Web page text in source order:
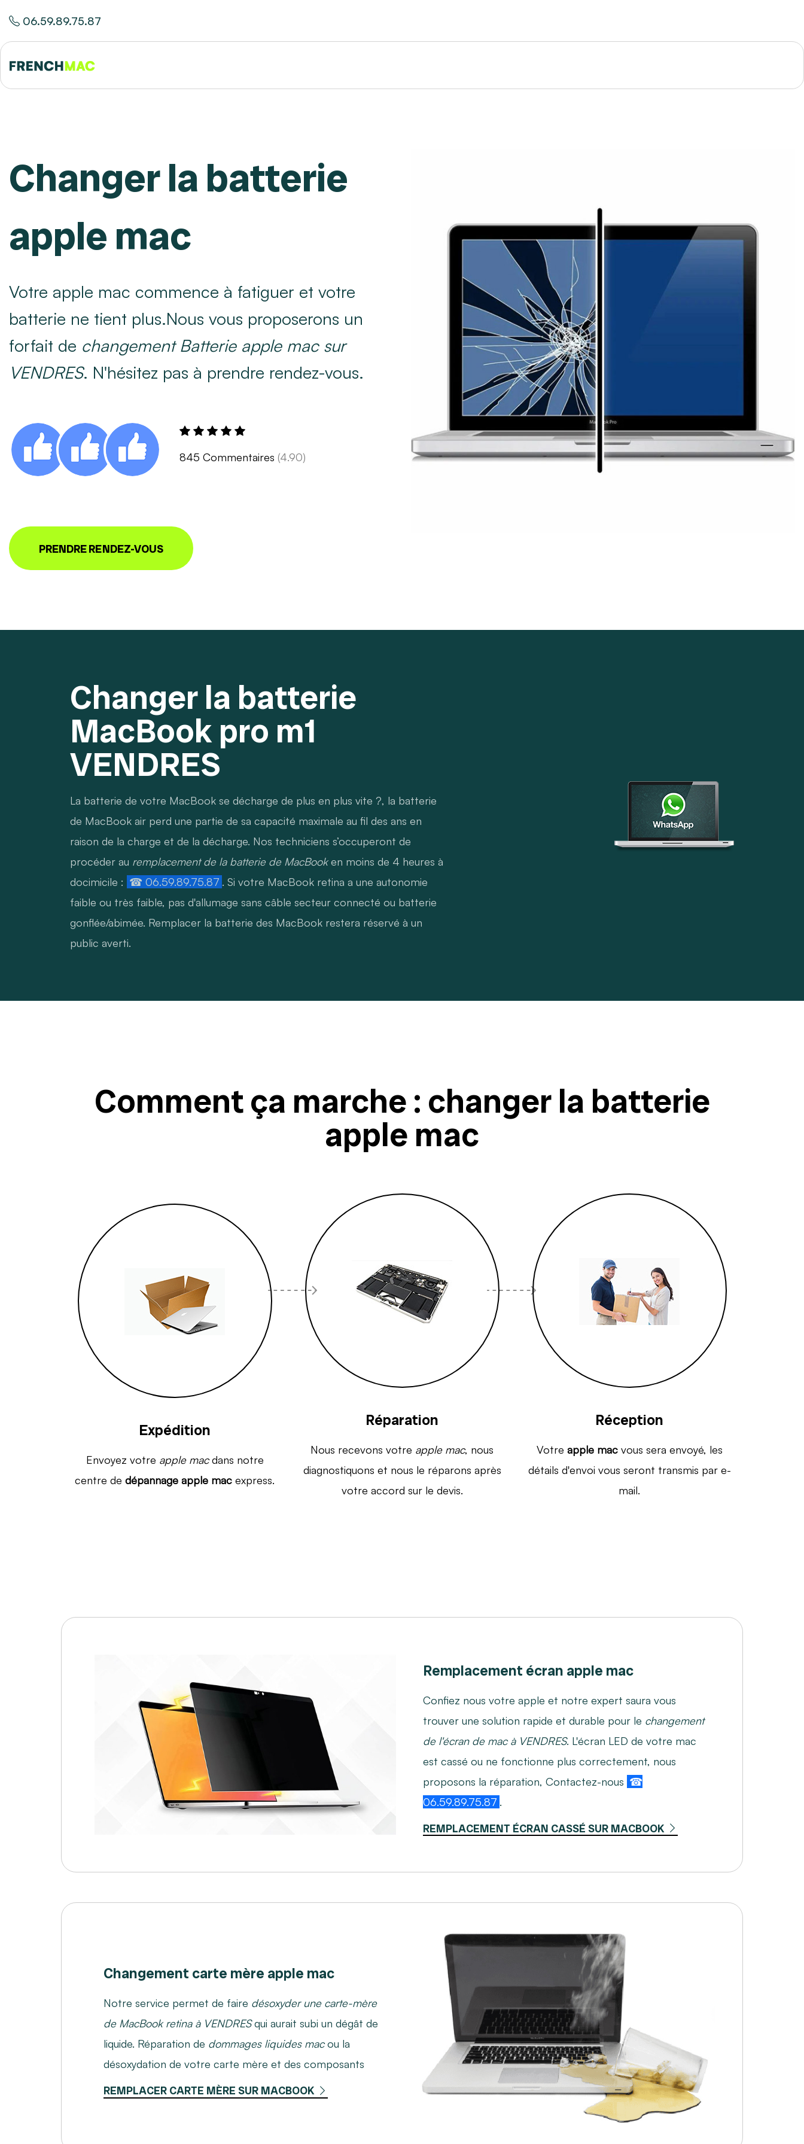
06.59.89.75.87
Changer la batterie
apple mac
Votre apple mac commence à fatiguer et votre
batterie ne tient plus.Nous vous proposerons un
forfait de changement Batterie apple mac sur
VENDRES. N'hésitez pas à prendre rendez-vous.
845 Commentaires (4.90)
PRENDRE RENDEZ-VOUS
Changer la batterie
MacBook pro m1
VENDRES
La batterie de votre MacBook se décharge de plus en plus vite ?, la batterie
de MacBook air perd une partie de sa capacité maximale au fil des ans en
raison de la charge et de la décharge. Nos techniciens s’occuperont de
procéder au remplacement de la batterie de MacBooken moins de 4 heures à
docimicile : ☎ 06.59.89.75.87 . Si votre MacBook retina a une autonomie
faible ou très faible, pas d'allumage sans câble secteur connecté ou batterie
gonflée/abimée. Remplacer la batterie des MacBook restera réservé à un
public averti.
Comment ça marche : changer la batterie
apple mac
Expédition
Envoyez votre apple macdans notre
centre de dépannage apple mac express.
Réparation
Nous recevons votre apple mac, nous
diagnostiquons et nous le réparons après
votre accord sur le devis.
Réception
Votre apple macvous sera envoyé, les
détails d'envoi vous seront transmis par e-
mail.
Remplacement écran apple mac
Confiez nous votre apple et notre expert saura vous
trouver une solution rapide et durable pour le changement
de l'écran de mac à VENDRES. L'écran LED de votre mac
est cassé ou ne fonctionne plus correctement, nous
proposons la réparation, Contactez-nous ☎
06.59.89.75.87 .
REMPLACEMENT ÉCRAN CASSÉ SUR MACBOOK
Changement carte mère apple mac
Notre service permet de faire désoxyder une carte-mère
de MacBook retina à VENDRESqui aurait subi un dégât de
liquide. Réparation de dommages liquides macou la
désoxydation de votre carte mère et des composants
REMPLACER CARTE MÈRE SUR MACBOOK